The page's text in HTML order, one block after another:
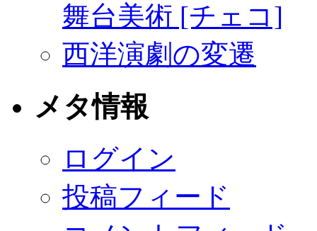
舞台美術 [チェコ]
西洋演劇の変遷
メタ情報
ログイン
投稿フィード